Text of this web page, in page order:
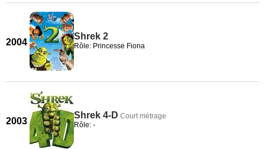
2004
Shrek 2
Rôle: Princesse Fiona
2003
Shrek 4-D Court métrage
Rôle: -